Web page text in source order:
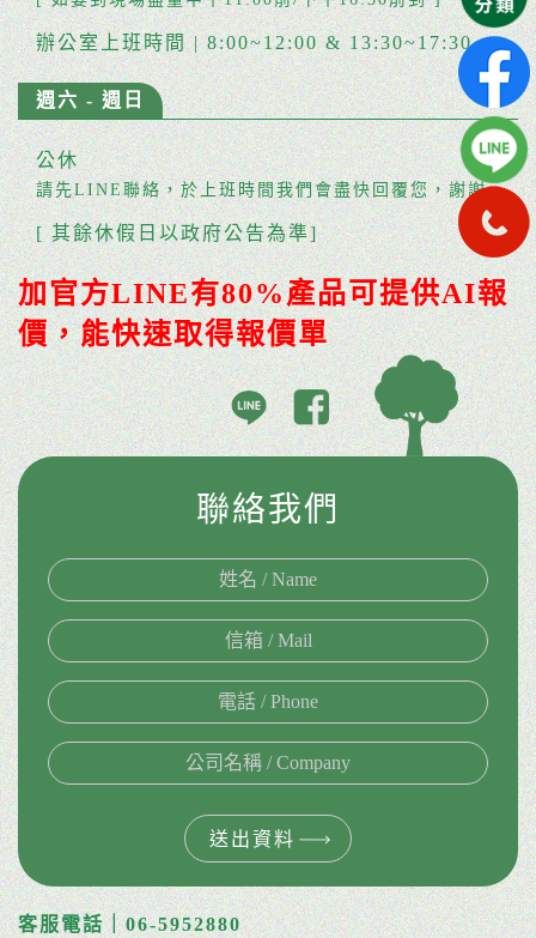
辦公室上班時間 | 8:00~12:00 & 13:30~17:30
週六 - 週日
公休
請先LINE聯絡，於上班時間我們會盡快回覆您，謝謝。
[ 其餘休假日以政府公告為準]
加官方LINE有80%產品可提供AI報
價，能快速取得報價單
聯絡我們
送出資料
客服電話｜06-5952880